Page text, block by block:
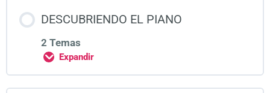
DESCUBRIENDO EL PIANO
2 Temas
Expandir